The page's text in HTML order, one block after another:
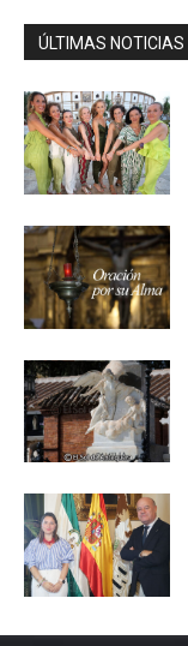
ÚLTIMAS NOTICIAS